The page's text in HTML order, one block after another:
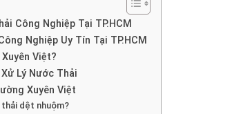
Công Nghiệp Tại TP.HCM
Nghiệp Uy Tín Tại TP.HCM
Việt?
Lý Nước Thải
Xuyên Việt
dệt nhuộm?